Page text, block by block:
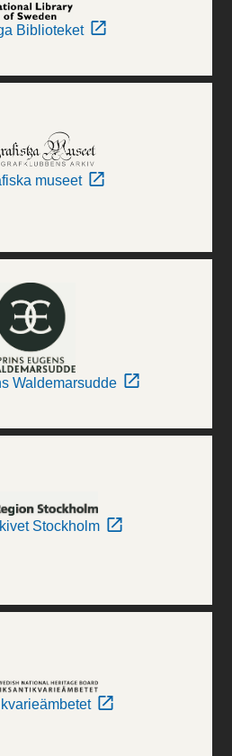
Biblioteket
museet
Waldemarsudde
Stockholm